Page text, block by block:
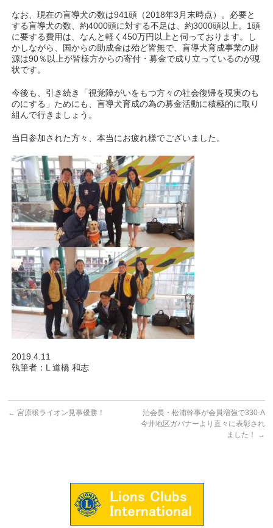
なお、現在の盲導犬の数は941頭（2018年3月末時点）。必要と
する盲導犬の数、約4000頭に対する不足は、約3000頭以上。1頭
に要する費用は、なんと軽く450万円以上と伺っております。し
かしながら、国からの助成金は殆ど皆無で、盲導犬育成事業の財
源は90％以上が皆様方からの寄付・募金で成り立っているのが現
状です。
今後も、引き続き「視覚障がいをもつ方々の社会復帰を現実のも
のにする」ためにも、盲導犬育成の為の募金活動に積極的に取り
組んで行きましょう。
当日参加された方々、本当にお疲れ様でございました。
2019.4.11
執筆者：L 道橋 和志
← 宮原穣ライオン見事優勝！
泊会長・松浦幹事が会員増強で330-A
今井地区ガバナーより直々に表彰され
ました！
→